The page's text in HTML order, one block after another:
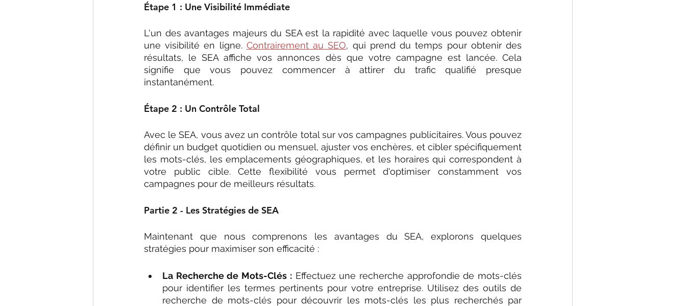
Étape 1 : Une Visibilité Immédiate
L'un des avantages majeurs du SEA est la rapidité avec laquelle vous pouvez obtenir
une visibilité en ligne. Contrairement au SEO, qui prend du temps pour obtenir des
résultats, le SEA affiche vos annonces dès que votre campagne est lancée. Cela
signifie que vous pouvez commencer à attirer du trafic qualifié presque
instantanément.
Étape 2 : Un Contrôle Total
Avec le SEA, vous avez un contrôle total sur vos campagnes publicitaires. Vous pouvez
définir un budget quotidien ou mensuel, ajuster vos enchères, et cibler spécifiquement
les mots-clés, les emplacements géographiques, et les horaires qui correspondent à
votre public cible. Cette flexibilité vous permet d'optimiser constamment vos
campagnes pour de meilleurs résultats.
Partie 2 - Les Stratégies de SEA
Maintenant que nous comprenons les avantages du SEA, explorons quelques
stratégies pour maximiser son efficacité :
La Recherche de Mots-Clés : Effectuez une recherche approfondie de mots-clés
pour identifier les termes pertinents pour votre entreprise. Utilisez des outils de
recherche de mots-clés pour découvrir les mots-clés les plus recherchés par